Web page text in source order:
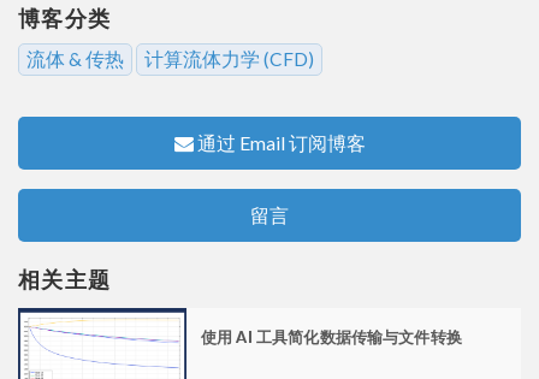
博客分类
流体 & 传热 计算流体力学 (CFD)
通过 Email 订阅博客
留言
相关主题
使用 AI 工具简化数据传输与文件转换